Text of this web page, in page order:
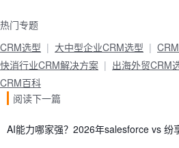
热门专题
CRM选型
大中型企业CRM选型
快消行业CRM解决方案
出海外贸CRM
CRM百科
阅读下一篇
AI能力哪家强？2026年salesforce vs 纷